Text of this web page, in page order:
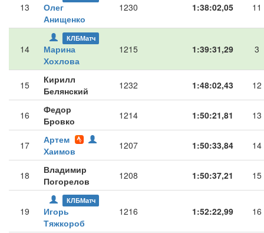
13
Олег
Анищенко
1230 1:38:02,05 11
14
КЛБМатч
Марина
Хохлова
1215 1:39:31,29 3
15
Кирилл
Белянский
1232 1:48:02,43 12
16
Федор
Бровко
1214 1:50:21,81 13
17
Артем
Хаимов
1207 1:50:33,84 14
18
Владимир
Погорелов
1208 1:50:37,21 15
19
КЛБМатч
Игорь
Тяжкороб
1216 1:52:22,99 16